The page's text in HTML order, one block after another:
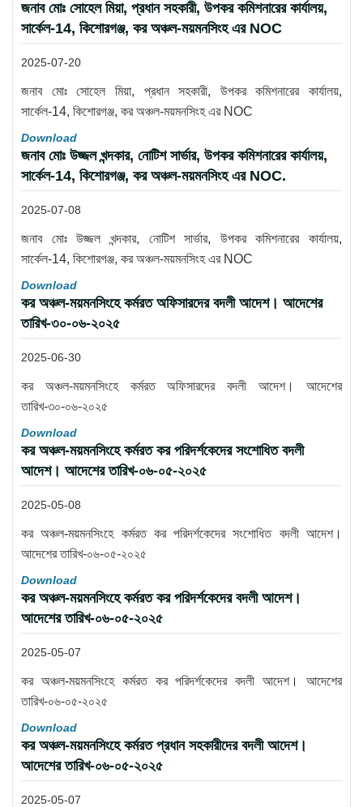
জনাব মোঃ সোহেল মিয়া, প্রধান সহকারী, উপকর কমিশনারের কার্যালয়,
সার্কেল-14, কিশোরগঞ্জ, কর অঞ্চল-ময়মনসিংহ এর NOC
2025-07-20
জনাব মোঃ সোহেল মিয়া, প্রধান সহকারী, উপকর কমিশনারের কার্যালয়,
সার্কেল-14, কিশোরগঞ্জ, কর অঞ্চল-ময়মনসিংহ এর NOC
Download
জনাব মোঃ উজ্জল খন্দকার, নোটিশ সার্ভার, উপকর কমিশনারের কার্যালয়,
সার্কেল-14, কিশোরগঞ্জ, কর অঞ্চল-ময়মনসিংহ এর NOC.
2025-07-08
জনাব মোঃ উজ্জল খন্দকার, নোটিশ সার্ভার, উপকর কমিশনারের কার্যালয়,
সার্কেল-14, কিশোরগঞ্জ, কর অঞ্চল-ময়মনসিংহ এর NOC
Download
কর অঞ্চল-ময়মনসিংহে কর্মরত অফিসারদের বদলী আদেশ। আদেশের
তারিখ-৩০-০৬-২০২৫
2025-06-30
কর অঞ্চল-ময়মনসিংহে কর্মরত অফিসারদের বদলী আদেশ। আদেশের
তারিখ-৩০-০৬-২০২৫
Download
কর অঞ্চল-ময়মনসিংহে কর্মরত কর পরিদর্শকেদের সংশোধিত বদলী
আদেশ। আদেশের তারিখ-০৬-০৫-২০২৫
2025-05-08
কর অঞ্চল-ময়মনসিংহে কর্মরত কর পরিদর্শকেদের সংশোধিত বদলী আদেশ।
আদেশের তারিখ-০৬-০৫-২০২৫
Download
কর অঞ্চল-ময়মনসিংহে কর্মরত কর পরিদর্শকেদের বদলী আদেশ।
আদেশের তারিখ-০৬-০৫-২০২৫
2025-05-07
কর অঞ্চল-ময়মনসিংহে কর্মরত কর পরিদর্শকেদের বদলী আদেশ। আদেশের
তারিখ-০৬-০৫-২০২৫
Download
কর অঞ্চল-ময়মনসিংহে কর্মরত প্রধান সহকারীদের বদলী আদেশ।
আদেশের তারিখ-০৬-০৫-২০২৫
2025-05-07